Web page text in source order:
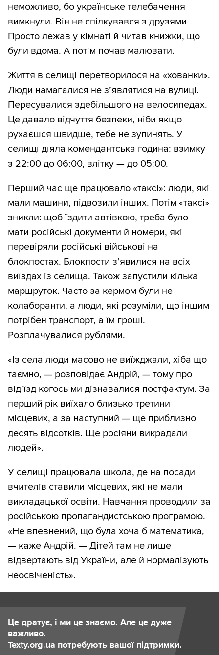
неможливо, бо українське телебачення
вимкнули. Він не спілкувався з друзями.
Просто лежав у кімнаті й читав книжки, що
були вдома. А потім почав малювати.
Життя в селищі перетворилося на «хованки».
Люди намагалися не з’являтися на вулиці.
Пересувалися здебільшого на велосипедах.
Це давало відчуття безпеки, ніби якщо
рухаєшся швидше, тебе не зупинять. У
селищі діяла комендантська година: взимку
з 22:00 до 06:00, влітку — до 05:00.
Перший час ще працювало «таксі»: люди, які
мали машини, підвозили інших. Потім «таксі»
зникли: щоб їздити автівкою, треба було
мати російські документи й номери, які
перевіряли російські військові на
блокпостах. Блокпости з’явилися на всіх
виїздах із селища. Також запустили кілька
маршруток. Часто за кермом були не
колаборанти, а люди, які розуміли, що іншим
потрібен транспорт, а їм гроші.
Розплачувалися рублями.
«Із села люди масово не виїжджали, хіба що
таємно, — розповідає Андрій, — тому про
від’їзд когось ми дізнавалися постфактум. За
перший рік виїхало близько третини
місцевих, а за наступний — ще приблизно
десять відсотків. Ще росіяни викрадали
людей».
У селищі працювала школа, де на посади
вчителів ставили місцевих, які не мали
викладацької освіти. Навчання проводили за
російською пропагандистською програмою.
«Не впевнений, що була хоча б математика,
— каже Андрій. — Дітей там не лише
відвертають від України, але й нормалізують
неосвіченість».
Це дратує, і ми це знаємо. Але це дуже
важливо.
Texty.org.ua потребують вашої підтримки.